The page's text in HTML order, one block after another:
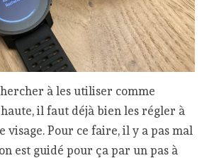
à les utiliser comme
il faut déjà bien les régler à
visage. Pour ce faire, il y a pas mal
est guidé pour ça par un pas à